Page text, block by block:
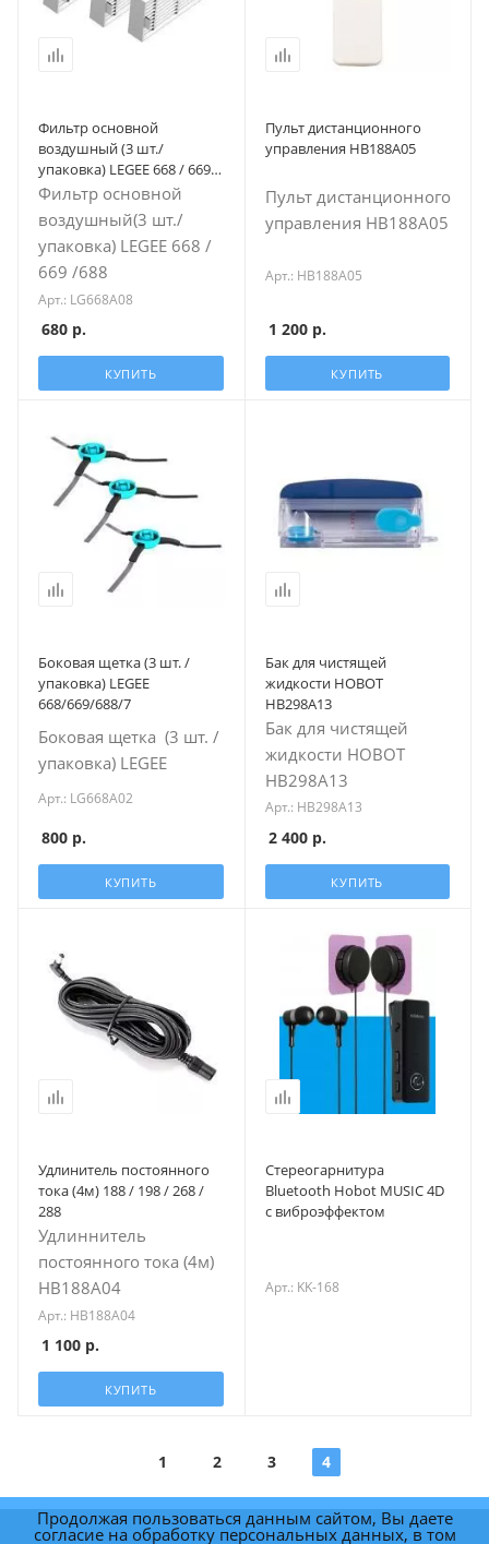
Фильтр основной
воздушный (3 шт./
упаковка) LEGEE 668 / 669 /
688
Фильтр основной
воздушный(3 шт./
упаковка) LEGEE 668 /
669 /688
Арт.: LG668A08
680 р.
КУПИТЬ
Пульт дистанционного
управления HB188A05
Пульт дистанционного
управления HB188A05
Арт.: HB188A05
1 200р.
КУПИТЬ
Боковая щетка (3 шт. /
упаковка) LEGEE
668/669/688/7
Боковая щетка (3 шт. /
упаковка) LEGEE
Арт.: LG668A02
800 р.
КУПИТЬ
Бак для чистящей
жидкости HOBOT
HB298A13
Бак для чистящей
жидкости HOBOT
HB298A13
Арт.: HB298A13
2 400р.
КУПИТЬ
Удлинитель постоянного
тока (4м) 188 / 198 / 268 /
288
Удлиннитель
постоянного тока (4м)
HB188A04
Арт.: HB188A04
1 100 р.
КУПИТЬ
Стереогарнитура
Bluetooth Hobot MUSIC 4D
с виброэффектом
Арт.: KK-168
1 2 3 4
Продолжая пользоваться данным сайтом, Вы даете
согласие на обработку персональных данных, в том